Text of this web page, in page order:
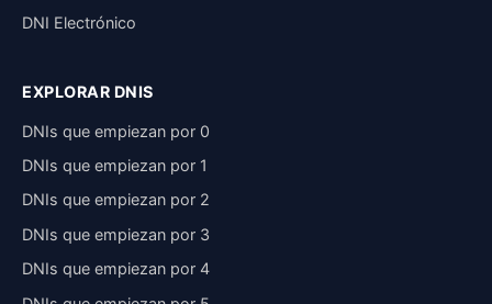
DNI Electrónico
EXPLORAR DNIS
DNIs que empiezan por 0
DNIs que empiezan por 1
DNIs que empiezan por 2
DNIs que empiezan por 3
DNIs que empiezan por 4